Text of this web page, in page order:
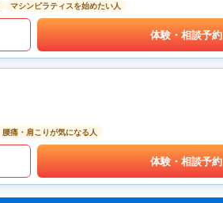
マシンピラティスを始めたい人
体験・相談予約
腰痛・肩こりが気になる人
体験・相談予約